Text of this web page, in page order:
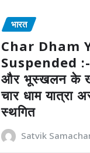
भारत
Char Dham
Suspended :-
और भूस्खलन के
चार धाम यात्रा
स्थगित
Satvik